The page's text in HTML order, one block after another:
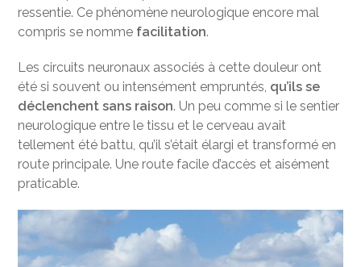
ressentie. Ce phénomène neurologique encore mal
compris se nomme facilitation.
Les circuits neuronaux associés à cette douleur ont
été si souvent ou intensément empruntés, qu’ils se
déclenchent sans raison. Un peu comme si le sentier
neurologique entre le tissu et le cerveau avait
tellement été battu, qu’il s’était élargi et transformé en
route principale. Une route facile d’accès et aisément
praticable.